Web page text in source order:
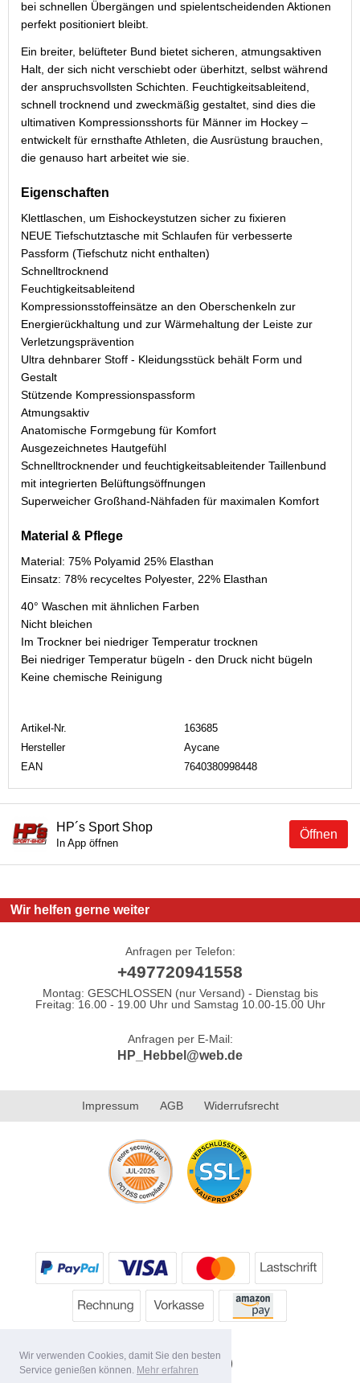
Wir verwenden Cookies, damit Sie den besten
Service genießen können. Mehr erfahren
bei schnellen Übergängen und spielentscheidenden Aktionen
perfekt positioniert bleibt.
Ein breiter, belüfteter Bund bietet sicheren, atmungsaktiven
Halt, der sich nicht verschiebt oder überhitzt, selbst während
der anspruchsvollsten Schichten. Feuchtigkeitsableitend,
schnell trocknend und zweckmäßig gestaltet, sind dies die
ultimativen Kompressionsshorts für Männer im Hockey –
entwickelt für ernsthafte Athleten, die Ausrüstung brauchen,
die genauso hart arbeitet wie sie.
Eigenschaften
Klettlaschen, um Eishockeystutzen sicher zu fixieren
NEUE Tiefschutztasche mit Schlaufen für verbesserte
Passform (Tiefschutz nicht enthalten)
Schnelltrocknend
Feuchtigkeitsableitend
Kompressionsstoffeinsätze an den Oberschenkeln zur
Energierückhaltung und zur Wärmehaltung der Leiste zur
Verletzungsprävention
Ultra dehnbarer Stoff - Kleidungsstück behält Form und
Gestalt
Stützende Kompressionspassform
Atmungsaktiv
Anatomische Formgebung für Komfort
Ausgezeichnetes Hautgefühl
Schnelltrocknender und feuchtigkeitsableitender Taillenbund
mit integrierten Belüftungsöffnungen
Superweicher Großhand-Nähfaden für maximalen Komfort
Material & Pflege
Material: 75% Polyamid 25% Elasthan
Einsatz: 78% recyceltes Polyester, 22% Elasthan
40° Waschen mit ähnlichen Farben
Nicht bleichen
Im Trockner bei niedriger Temperatur trocknen
Bei niedriger Temperatur bügeln - den Druck nicht bügeln
Keine chemische Reinigung
Artikel-Nr.
163685
Hersteller
Aycane
EAN
7640380998448
Öffnen
HP´s Sport Shop
In App öffnen
Wir helfen gerne weiter
Anfragen per Telefon:
+497720941558
Montag: GESCHLOSSEN (nur Versand) - Dienstag bis
Freitag: 16.00 - 19.00 Uhr und Samstag 10.00-15.00 Uhr
Anfragen per E-Mail:
HP_Hebbel@web.de
Impressum AGB Widerrufsrecht